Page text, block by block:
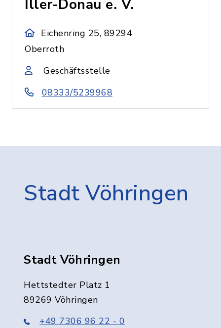
Iller-Donau e. V.
Eichenring 25, 89294
Oberroth
Geschäftsstelle
08333/5239968
Stadt Vöhringen
Stadt Vöhringen
Hettstedter Platz 1
89269 Vöhringen
+49 7306 96 22 - 0